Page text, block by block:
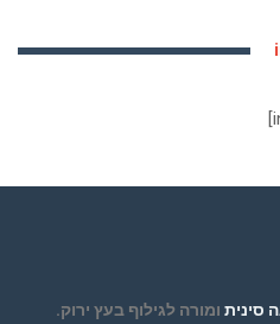
סינית ומורה לגילוף בעץ ירוק.